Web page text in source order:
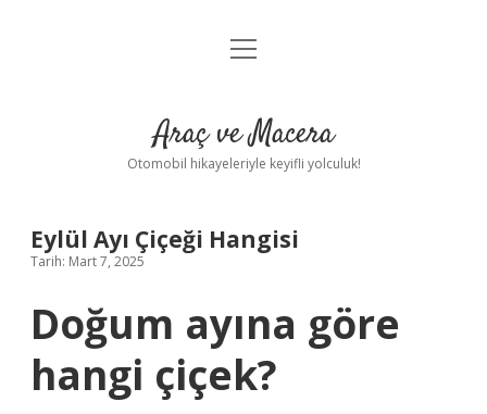
Anasayfa
Yasal Uyarı
menüyü
Araç ve Macera
Otomobil hikayeleriyle keyifli yolculuk!
Eylül Ayı Çiçeği Hangisi
Tarih: Mart 7, 2025
Doğum ayına göre
hangi çiçek?